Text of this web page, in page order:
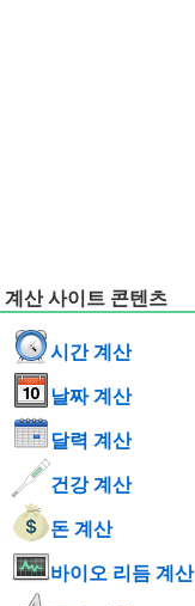
계산 사이트 콘텐츠
시간 계산
날짜 계산
달력 계산
건강 계산
돈 계산
바이오 리듬 계산